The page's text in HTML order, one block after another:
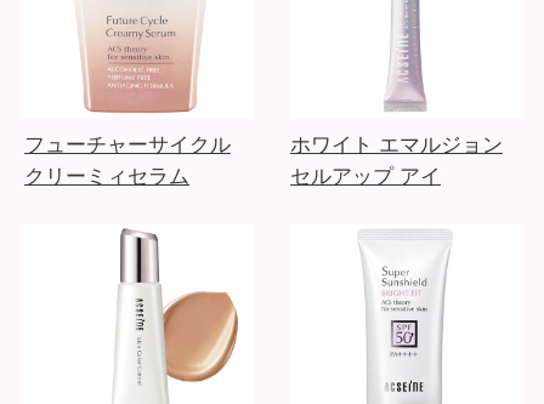
フューチャーサイクル
クリーミィセラム
ホワイト エマルジョン
セルアップ アイ